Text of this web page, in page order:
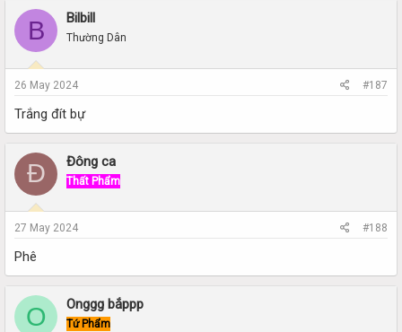
B Bilbill
Thường Dân
26 May 2024 #187
Trắng đít bự
Đ Đông ca
Thất Phẩm
27 May 2024 #188
Phê
O Onggg bắppp
Tứ Phẩm